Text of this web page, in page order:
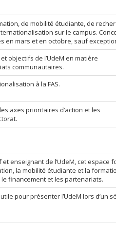
de mobilité étudiante, de
sur le campus.
en mars et en octobre, sauf
objectifs de l’UdeM en matière
communautaires.
à la FAS.
axes prioritaires d’action et les
enseignant de l’UdeM, cet espace
la mobilité étudiante et la
financement et les partenariats.
pour présenter l’UdeM lors d’un